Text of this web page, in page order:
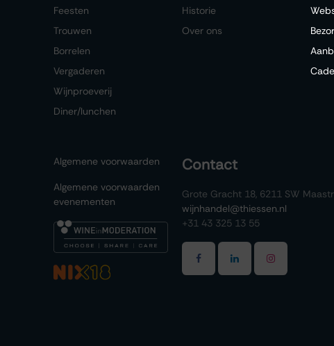
Feesten
Trouwen
Borrelen
Vergaderen
Wijnproeverij
Diner/lunchen
Historie
Over ons
Algemene voorwaarden
Algemene voorwaarden
evenementen
Contact
Grote Gracht 18, 6211 SW
wijnhandel@thiessen.nl
+31 43 325 13 55